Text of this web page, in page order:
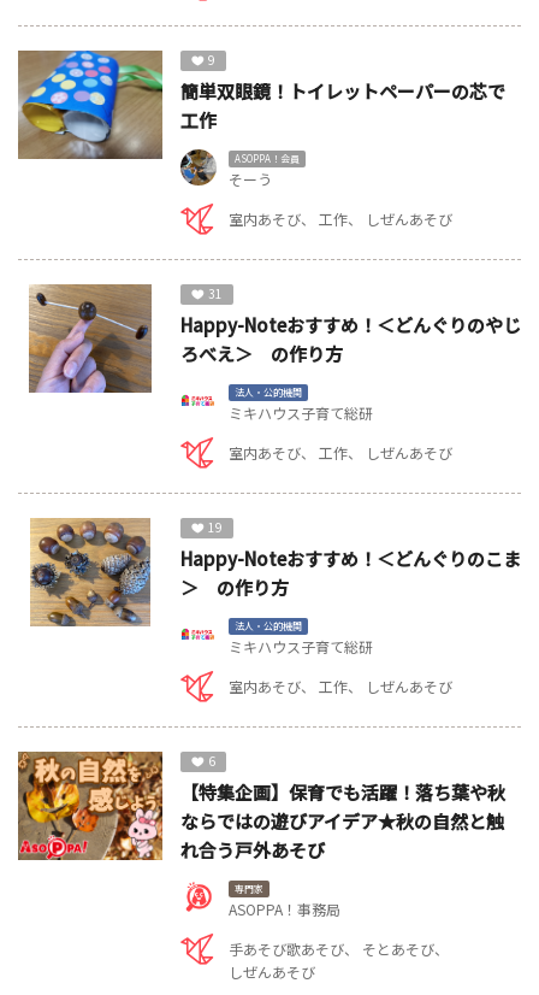
9
簡単双眼鏡！トイレットペーパーの芯で
工作
ASOPPA！会員
そーう
室内あそび
工作 しぜんあそび
31
Happy-Noteおすすめ！＜どんぐりのやじ
ろべえ＞ の作り方
法人・公的機関
ミキハウス子育て総研
室内あそび
工作 しぜんあそび
19
Happy-Noteおすすめ！＜どんぐりのこま
＞ の作り方
法人・公的機関
ミキハウス子育て総研
室内あそび
工作 しぜんあそび
6
【特集企画】保育でも活躍！落ち葉や秋
ならではの遊びアイデア★秋の自然と触
れ合う戸外あそび
専門家
ASOPPA！事務局
手あそび歌あそび
そとあそび
しぜんあそび